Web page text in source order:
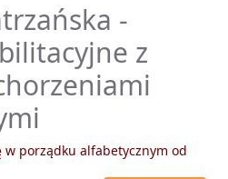
-
z
w porządku alfabetycznym od